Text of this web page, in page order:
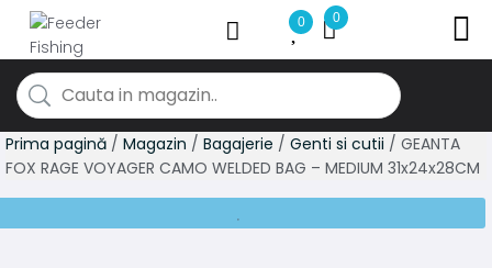
0 0
Prima pagină / Magazin / Bagajerie / Genti si cutii / GEANTA
FOX RAGE VOYAGER CAMO WELDED BAG – MEDIUM 31x24x28CM